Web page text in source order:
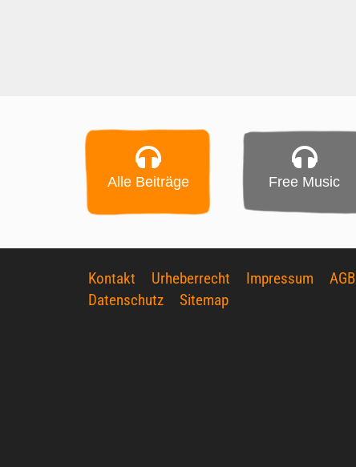
Alle Beiträge Free Music
Kontakt Urheberrecht Impressum
AGB
Datenschutz
Sitemap